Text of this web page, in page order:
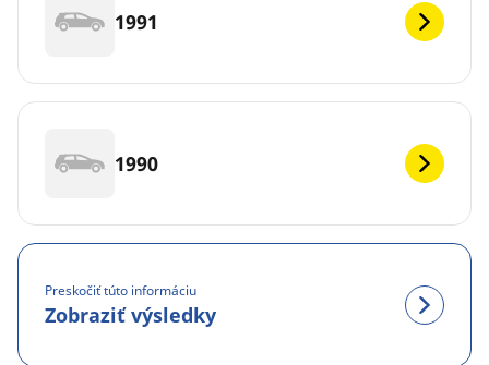
1991
1990
Preskočiť túto informáciu
Zobraziť výsledky